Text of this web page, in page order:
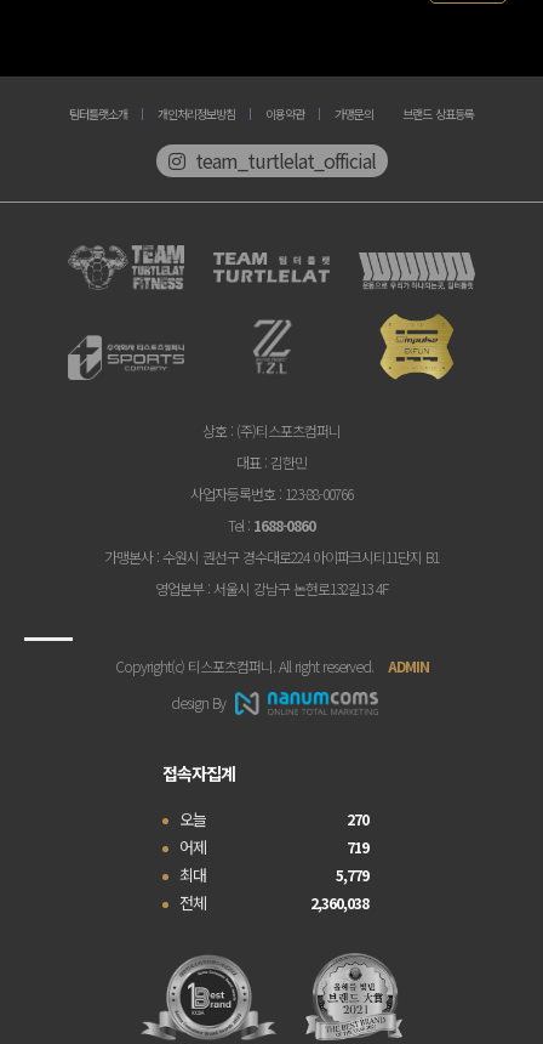
팀터틀랫소개 개인처리정보방침 이용약관 가맹문의 브랜드 상표등록
team_turtlelat_official
상호 : (주)티스포츠컴퍼니
대표 : 김한민
사업자등록번호 : 123-88-00766
Tel : 1688-0860
가맹본사: 수원시 권선구 경수대로224 아이파크시티11단지 B1
영업본부: 서울시 강남구 논현로132길13 4F
Copyright(c) 티스포츠컴퍼니. All right reserved. ADMIN
design By
접속자집계
오늘 270
어제 719
최대 5,779
전체 2,360,038